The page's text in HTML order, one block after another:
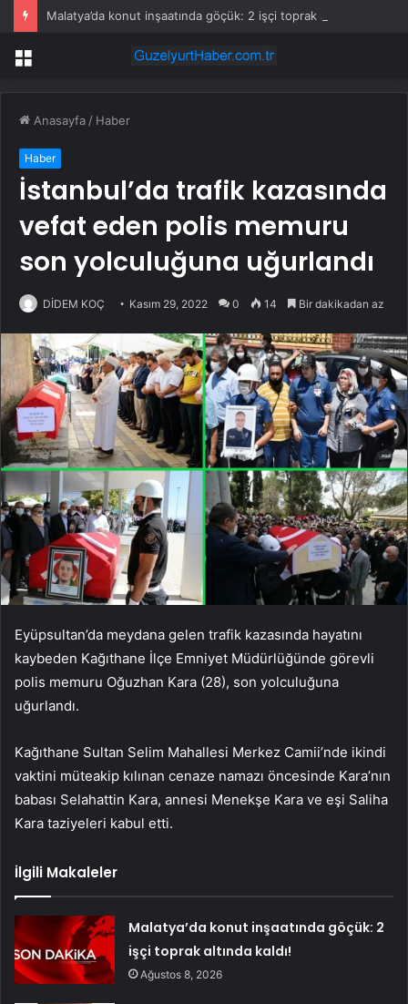
Menü
Anasayfa / Haber
Haber
İstanbul’da trafik kazasında
vefat eden polis memuru
son yolculuğuna uğurlandı
DİDEM KOÇ Kasım 29, 2022 0 14 Bir dakikadan az
Eyüpsultan’da meydana gelen trafik kazasında hayatını
kaybeden Kağıthane İlçe Emniyet Müdürlüğünde görevli
polis memuru Oğuzhan Kara (28), son yolculuğuna
uğurlandı.
Kağıthane Sultan Selim Mahallesi Merkez Camii’nde ikindi
vaktini müteakip kılınan cenaze namazı öncesinde Kara’nın
babası Selahattin Kara, annesi Menekşe Kara ve eşi Saliha
Kara taziyeleri kabul etti.
İlgili Makaleler
Malatya’da konut inşaatında göçük: 2
işçi toprak altında kaldı!
Ağustos 8, 2026